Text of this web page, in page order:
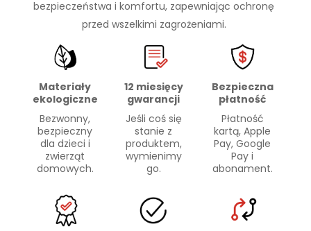
bezpieczeństwa i komfortu, zapewniając ochronę
przed wszelkimi zagrożeniami.
Materiały
ekologiczne
Bezwonny,
bezpieczny
dla dzieci i
zwierząt
domowych.
12 miesięcy
gwarancji
Jeśli coś się
stanie z
produktem,
wymienimy
go.
Bezpieczna
płatność
Płatność
kartą, Apple
Pay, Google
Pay i
abonament.